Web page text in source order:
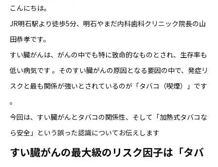
こんにちは。
JR明石駅より徒歩5分、明石やまだ内科歯科クリニック院長の山
田恭孝です。
すい臓がんは、がんの中でも特に致命的なものとされ、生存率も
低い病気です 。そのすい臓がんの原因となる要因の中で、発症リ
スクと最も関係が強いとされているのが「タバコ（喫煙）」です
。
今回は、すい臓がんとタバコの関係性、そして「加熱式タバコな
ら安全」という誤った認識についてお伝えします
すい臓がんの最大級のリスク因子は「タバ